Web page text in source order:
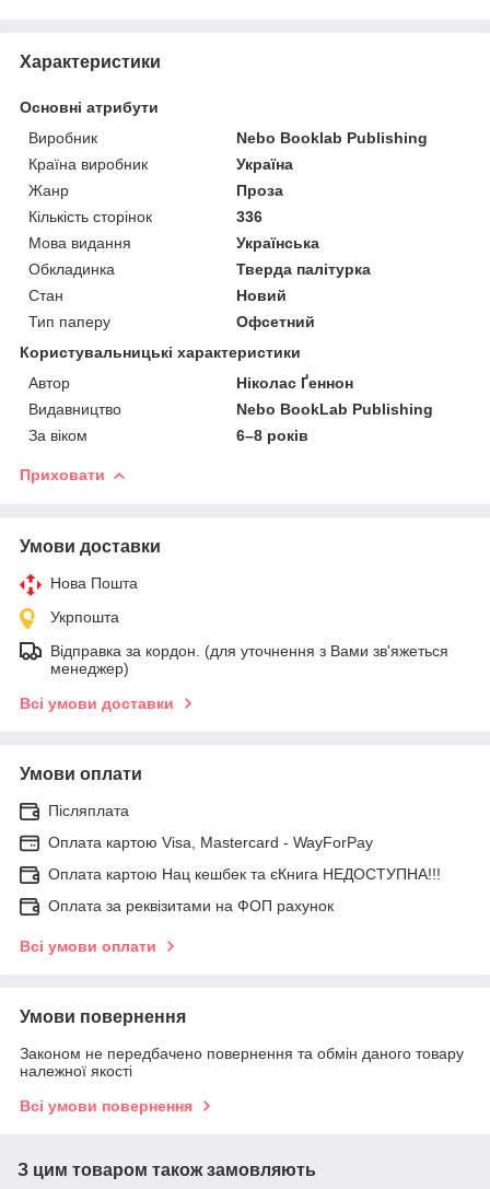
Характеристики
Основні атрибути
Виробник
Nebo Booklab Publishing
Країна виробник
Україна
Жанр
Проза
Кількість сторінок
336
Мова видання
Українська
Обкладинка
Тверда палітурка
Стан
Новий
Тип паперу
Офсетний
Користувальницькі характеристики
Автор
Ніколас Ґеннон
Видавництво
Nebo BookLab Publishing
За віком
6–8 років
Приховати
Умови доставки
Нова Пошта
Укрпошта
Відправка за кордон. (для уточнення з Вами зв'яжеться
менеджер)
Всі умови доставки
Умови оплати
Післяплата
Оплата картою Visa, Mastercard - WayForPay
Оплата картою Нац кешбек та єКнига НЕДОСТУПНА!!!
Оплата за реквізитами на ФОП рахунок
Всі умови оплати
Умови повернення
Законом не передбачено повернення та обмін даного товару
належної якості
Всі умови повернення
З цим товаром також замовляють